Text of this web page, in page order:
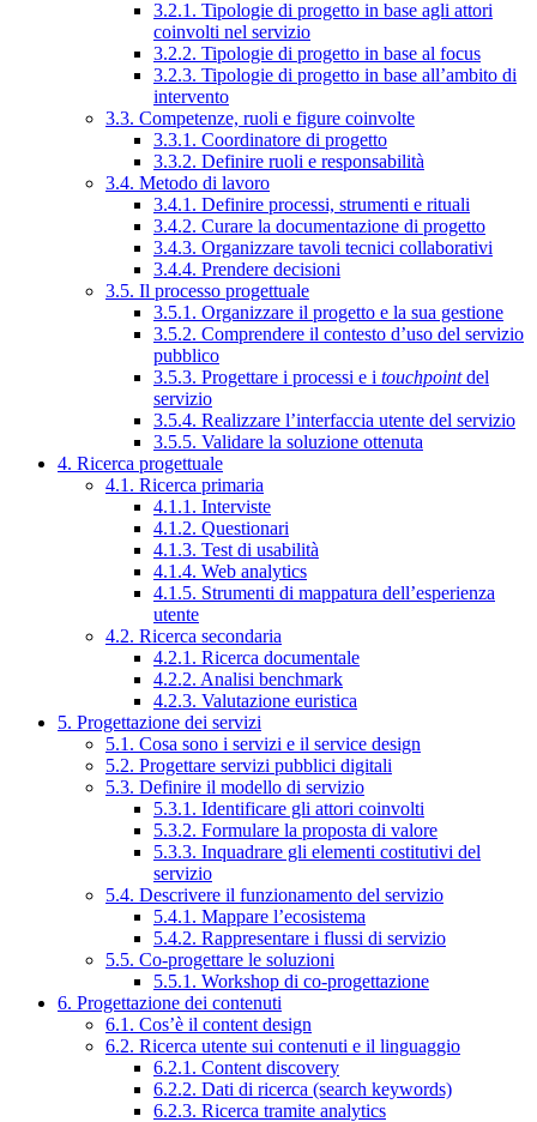
3.2.1. Tipologie di progetto in base agli attori
coinvolti nel servizio
3.2.2. Tipologie di progetto in base al focus
3.2.3. Tipologie di progetto in base all’ambito di
intervento
3.3. Competenze, ruoli e figure coinvolte
3.3.1. Coordinatore di progetto
3.3.2. Definire ruoli e responsabilità
3.4. Metodo di lavoro
3.4.1. Definire processi, strumenti e rituali
3.4.2. Curare la documentazione di progetto
3.4.3. Organizzare tavoli tecnici collaborativi
3.4.4. Prendere decisioni
3.5. Il processo progettuale
3.5.1. Organizzare il progetto e la sua gestione
3.5.2. Comprendere il contesto d’uso del servizio
pubblico
3.5.3. Progettare i processi e i touchpointdel
servizio
3.5.4. Realizzare l’interfaccia utente del servizio
3.5.5. Validare la soluzione ottenuta
4. Ricerca progettuale
4.1. Ricerca primaria
4.1.1. Interviste
4.1.2. Questionari
4.1.3. Test di usabilità
4.1.4. Web analytics
4.1.5. Strumenti di mappatura dell’esperienza
utente
4.2. Ricerca secondaria
4.2.1. Ricerca documentale
4.2.2. Analisi benchmark
4.2.3. Valutazione euristica
5. Progettazione dei servizi
5.1. Cosa sono i servizi e il service design
5.2. Progettare servizi pubblici digitali
5.3. Definire il modello di servizio
5.3.1. Identificare gli attori coinvolti
5.3.2. Formulare la proposta di valore
5.3.3. Inquadrare gli elementi costitutivi del
servizio
5.4. Descrivere il funzionamento del servizio
5.4.1. Mappare l’ecosistema
5.4.2. Rappresentare i flussi di servizio
5.5. Co-progettare le soluzioni
5.5.1. Workshop di co-progettazione
6. Progettazione dei contenuti
6.1. Cos’è il content design
6.2. Ricerca utente sui contenuti e il linguaggio
6.2.1. Content discovery
6.2.2. Dati di ricerca (search keywords)
6.2.3. Ricerca tramite analytics